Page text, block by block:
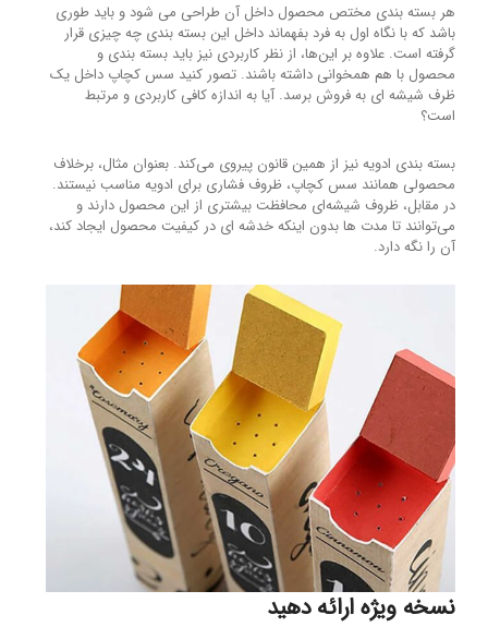
هر بسته بندی مختص محصول داخل آن طراحی می شود و باید طوری
باشد که با نگاه اول به فرد بفهماند داخل این بسته بندی چه چیزی قرار
گرفته است. علاوه بر این‌ها، از نظر کاربردی نیز باید بسته بندی و
محصول با هم همخوانی داشته باشند. تصور کنید سس کچاپ داخل یک
ظرف شیشه ای به فروش برسد. آیا به اندازه کافی کاربردی و مرتبط
است؟
بسته بندی ادویه نیز از همین قانون پیروی می‌کند. بعنوان مثال، برخلاف
محصولی همانند سس کچاپ، ظروف فشاری برای ادویه مناسب نیستند.
در مقابل، ظروف شیشه‌ای محافظت بیشتری از این محصول دارند و
می‌توانند تا مدت ها بدون اینکه خدشه ای در کیفیت محصول ایجاد کند،
آن را نگه دارد.
نسخه ویژه ارائه دهید